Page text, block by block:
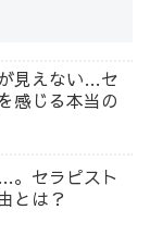
見えない…セ
感じる本当の
。セラピスト
とは？